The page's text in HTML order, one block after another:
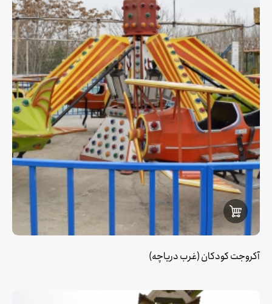
آکروجت کودکان (غرب دریاچه)